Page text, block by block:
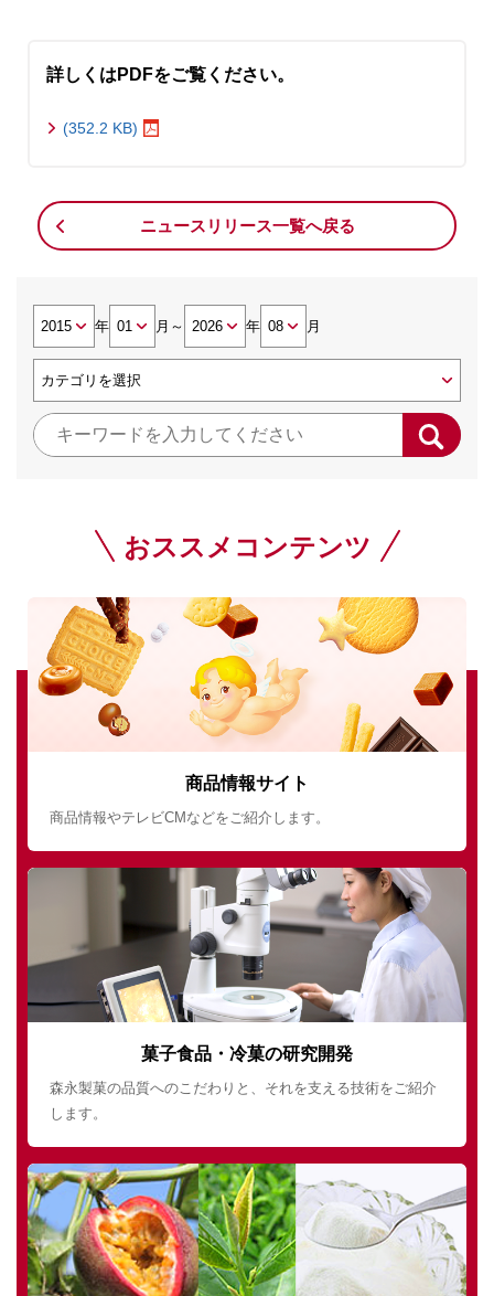
詳しくはPDFをご覧ください。
(352.2 KB)
ニュースリリース一覧へ戻る
年 月 ～ 年 月
おススメコンテンツ
商品情報サイト
商品情報やテレビCMなどをご紹介します。
菓子食品・冷菓の研究開発
森永製菓の品質へのこだわりと、それを支える技術をご紹介
します。